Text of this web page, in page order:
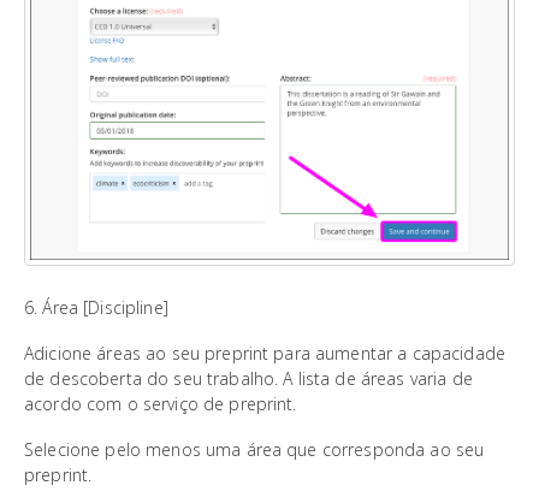
6. Área [Discipline]
Adicione áreas ao seu preprint para aumentar a capacidade
de descoberta do seu trabalho. A lista de áreas varia de
acordo com o serviço de preprint.
Selecione pelo menos uma área que corresponda ao seu
preprint.